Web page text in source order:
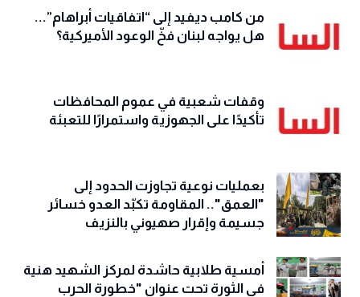
من كامب ديفيد إلى “اتفاقيات أبراهام”...
هل يواجه لبنان فخّ الوعود الأميركية؟
وقفات شعبية في عموم المحافظات
تأكيدًا على الجهوزية واستمرارًا للتعبئة
بعمليات نوعية تجاوزت الحدود إلى
"العمق".. المقاومة تكبّد العدو خسائر
جسيمة وإقرار صهيوني بالنزيف
أمسية طلابية حاشدة لمركز الشهيد هنية
في الثورة تحت عنوان "خطورة الحرب